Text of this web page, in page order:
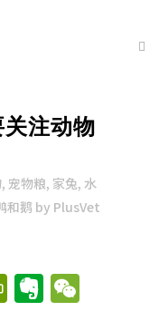
注动物
, 宠物粮, 家兔, 水
和鹅 by PlusVet
Evernote